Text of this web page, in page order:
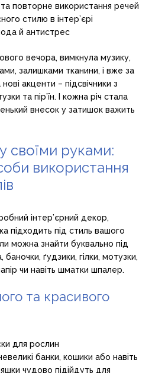
та повторне використання речей
стилю в інтер’єрі
й антистрес
вечора, вимкнула музику,
залишками тканини, і вже за
акценти – підсвічники з
та пір’їн. І кожна річ стала
внесок у затишок важить
своїми руками:
використання
інтер’єрний декор,
підходить під стиль вашого
можна знайти буквально під
ґудзики, гілки, мотузки,
чи навіть шматки шпалер.
та красивого
для рослин
банки, кошики або навіть
чудово підійдуть для